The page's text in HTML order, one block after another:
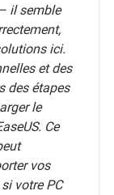
il semble
ici.
et des
des étapes
le
Ce
vos
votre PC